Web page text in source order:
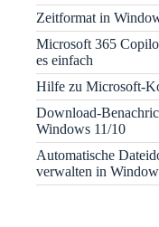
Zeitformat in
Microsoft 365
es einfach
Hilfe zu Microsoft-
Download-
Windows 11/10
Automatische
verwalten in